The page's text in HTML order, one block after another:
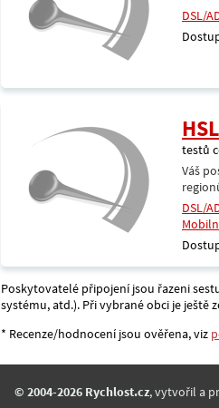
DSL/
testů
Váš
DSL/
Poskytovatelé připojení jsou řazeni
systému, atd.). Při vybrané obci je
* Recenze/hodnocení jsou ověřena, viz
© 2004-2026 Rychlost.cz, vytvořil a